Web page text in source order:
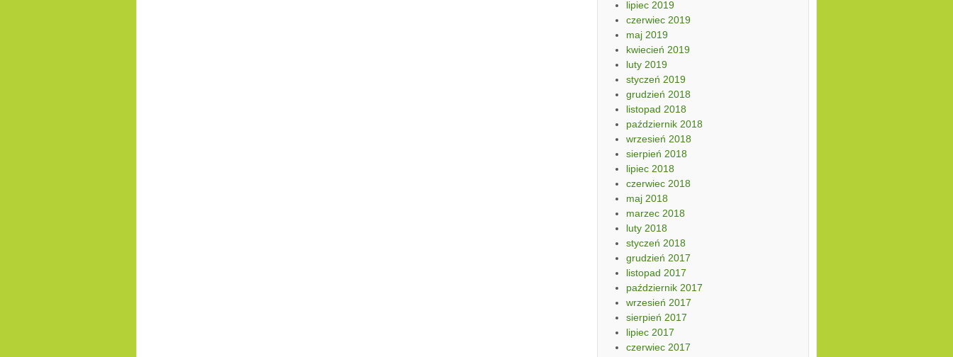
lipiec 2019
czerwiec 2019
maj 2019
kwiecień 2019
luty 2019
styczeń 2019
grudzień 2018
listopad 2018
październik 2018
wrzesień 2018
sierpień 2018
lipiec 2018
czerwiec 2018
maj 2018
marzec 2018
luty 2018
styczeń 2018
grudzień 2017
listopad 2017
październik 2017
wrzesień 2017
sierpień 2017
lipiec 2017
czerwiec 2017